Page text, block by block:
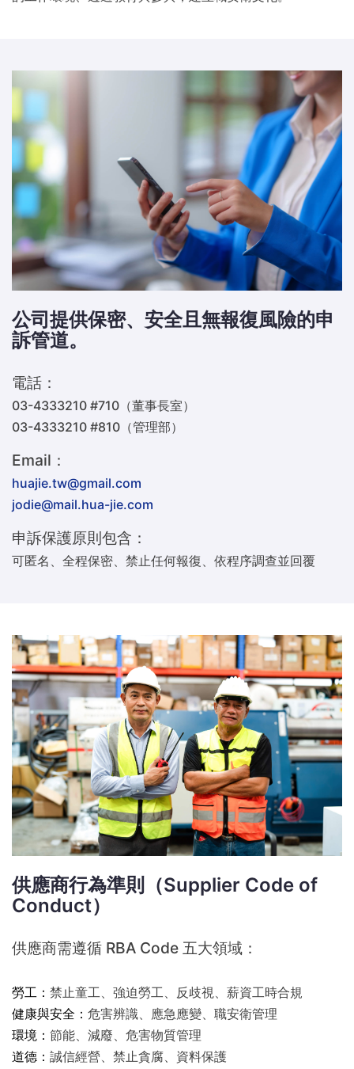
公司提供保密、安全且無報復風險的申
訴管道。
電話：
03-4333210 #710（董事長室）
03-4333210 #810（管理部）
Email：
huajie.tw@gmail.com
jodie@mail.hua-jie.com
申訴保護原則包含：
可匿名、全程保密、禁止任何報復、依程序調查並回覆
供應商行為準則（Supplier Code of
Conduct）
供應商需遵循 RBA Code 五大領域：
勞工： 禁止童工、強迫勞工、反歧視、薪資工時合規
健康與安全： 危害辨識、應急應變、職安衛管理
環境： 節能、減廢、危害物質管理
道德： 誠信經營、禁止貪腐、資料保護